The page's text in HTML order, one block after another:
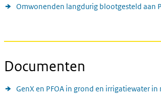
Omwonenden langdurig blootgesteld aan
Documenten
GenX en PFOA in grond en irrigatiewater